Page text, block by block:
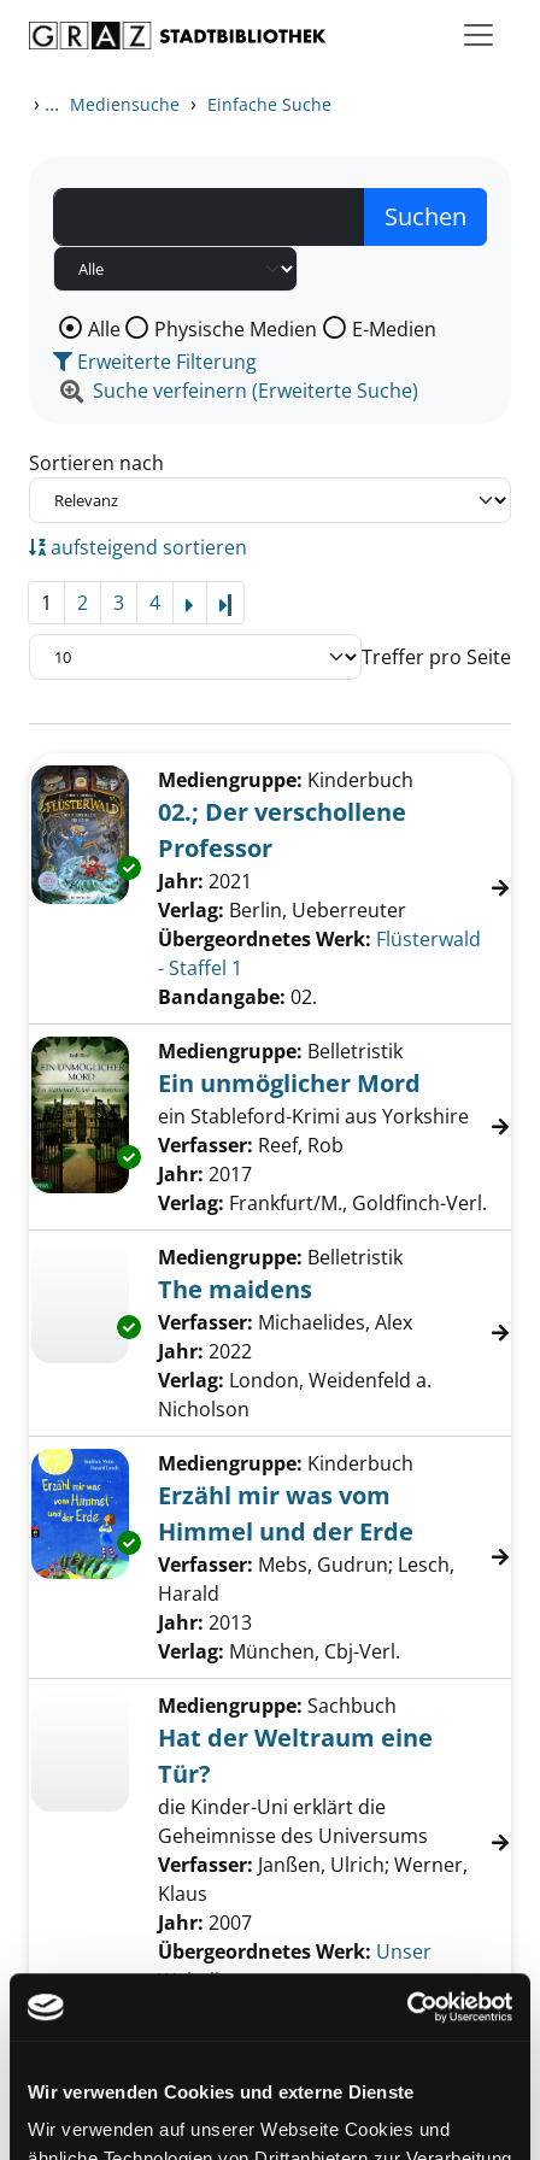
Wir verwenden Cookies und externe Dienste
Wir verwenden auf unserer Webseite Cookies und
› ... Mediensuche › Einfache Suche
Wählen Sie die Medienart nach der Sie suchen wollen.
Alle Physische Medien
E-Medien
Erweiterte Filterung
Suche verfeinern (Erweiterte Suche)
Sortieren nach
aufsteigend sortieren
1 2 3 4
Treffer pro Seite
Zu den Suchfiltern springen
Exemplar-Details von 02.; Der verschollene
Mediengruppe: Kinderbuch
02.; Der verschollene
Professor
Suche nach diesem Verfasser
Jahr: 2021
Verlag: Berlin, Ueberreuter
Übergeordnetes Werk: Flüsterwald
- Staffel 1
Bandangabe: 02.
Exemplar-Details von Ein unmöglicher Mord
Mediengruppe: Belletristik
Ein unmöglicher Mord
ein Stableford-Krimi aus Yorkshire
Verfasser: Reef, Rob
Jahr: 2017
Verlag: Frankfurt/M., Goldfinch-Verl.
Exemplar-Details von The maidens anzeigen
Mediengruppe: Belletristik
The maidens
Verfasser: Michaelides, Alex Suche nach
Jahr: 2022
Verlag: London, Weidenfeld a.
Nicholson
Exemplar-Details von Erzähl mir was vom
Mediengruppe: Kinderbuch
Erzähl mir was vom
Himmel und der Erde
Verfasser: Mebs, Gudrun; Lesch,
Harald
Jahr: 2013
Verlag: München, Cbj-Verl.
Mediengruppe: Sachbuch
Hat der Weltraum eine
Tür?
die Kinder-Uni erklärt die
Geheimnisse des Universums
Verfasser: Janßen, Ulrich; Werner,
Klaus
Jahr: 2007
Übergeordnetes Werk: Unser
Weltall
Tür?
die Kinder-Uni erklärt die